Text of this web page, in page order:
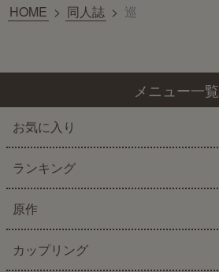
HOME > 同人誌 > 巡
メニュー一覧
お気に入り
ランキング
原作
カップリング